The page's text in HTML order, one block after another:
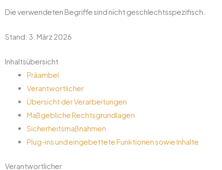
Die verwendeten Begriffe sind nicht geschlechtsspezifisch.
Stand: 3. März 2026
Inhaltsübersicht
Präambel
Verantwortlicher
Übersicht der Verarbeitungen
Maßgebliche Rechtsgrundlagen
Sicherheitsmaßnahmen
Plug-ins und eingebettete Funktionen sowie Inhalte
Verantwortlicher